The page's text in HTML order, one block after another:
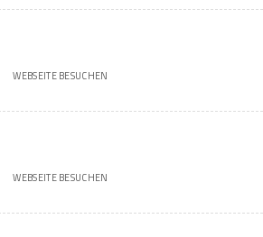
WEBSEITE BESUCHEN
WEBSEITE BESUCHEN